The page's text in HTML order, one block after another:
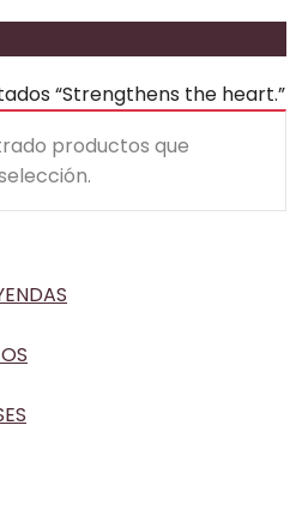
“Strengthens the heart.”
productos que